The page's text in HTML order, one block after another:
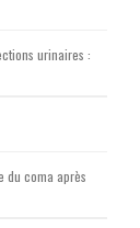
urinaires :
du coma après